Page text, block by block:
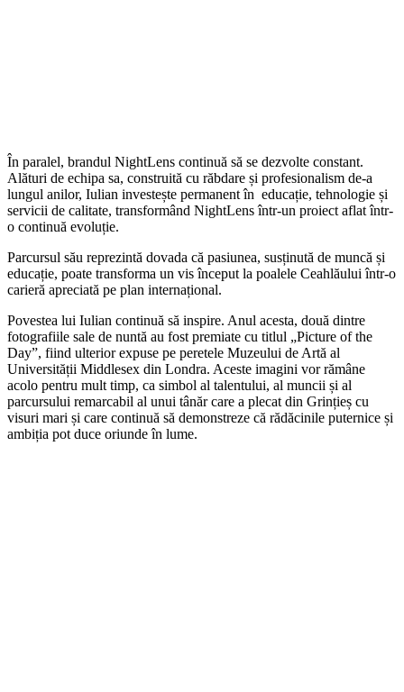
În paralel, brandul NightLens continuă să se dezvolte constant.
Alături de echipa sa, construită cu răbdare și profesionalism de-a
lungul anilor, Iulian investește permanent în educație, tehnologie și
servicii de calitate, transformând NightLens într-un proiect aflat într-
o continuă evoluție.
Parcursul său reprezintă dovada că pasiunea, susținută de muncă și
educație, poate transforma un vis început la poalele Ceahlăului într-o
carieră apreciată pe plan internațional.
Povestea lui Iulian continuă să inspire. Anul acesta, două dintre
fotografiile sale de nuntă au fost premiate cu titlul „Picture of the
Day”, fiind ulterior expuse pe peretele Muzeului de Artă al
Universității Middlesex din Londra. Aceste imagini vor rămâne
acolo pentru mult timp, ca simbol al talentului, al muncii și al
parcursului remarcabil al unui tânăr care a plecat din Grințieș cu
visuri mari și care continuă să demonstreze că rădăcinile puternice și
ambiția pot duce oriunde în lume.